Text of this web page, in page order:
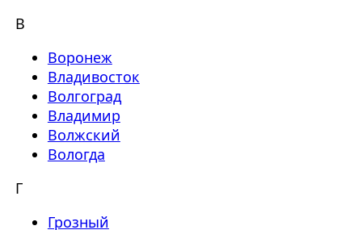
В
Воронеж
Владивосток
Волгоград
Владимир
Волжский
Вологда
Г
Грозный